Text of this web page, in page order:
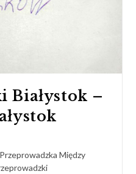
Białystok –
Przeprowadzka Między